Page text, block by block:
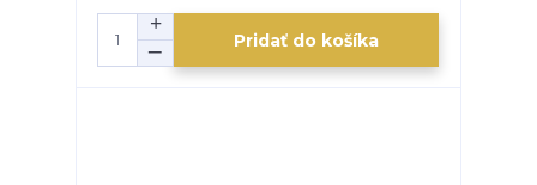
Pridať do košíka